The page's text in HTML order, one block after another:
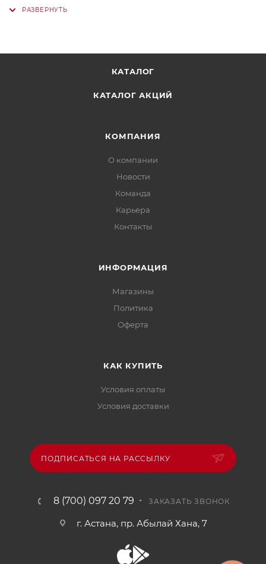
КАТАЛОГ
КАТАЛОГ АКЦИЙ
КОМПАНИЯ
О компании
Новости
Команда
Карьера
Контакты
ИНФОРМАЦИЯ
Магазины
Политика
Офертa
КАК КУПИТЬ
Условия оплаты
Условия доставки
ПОДПИСАТЬСЯ НА РАССЫЛКУ
8 (700) 097 20 79 ЗАКАЗАТЬ ЗВОНОК
г. Астана, пр. Абылай Хана, 7